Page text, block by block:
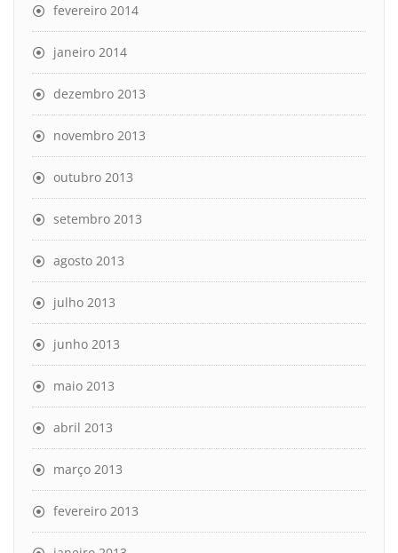
fevereiro 2014
janeiro 2014
dezembro 2013
novembro 2013
outubro 2013
setembro 2013
agosto 2013
julho 2013
junho 2013
maio 2013
abril 2013
março 2013
fevereiro 2013